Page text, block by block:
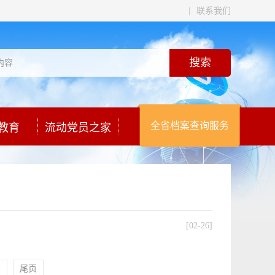
联系我们
育 流动党员之家 全省档案查询服务
[02-26]
尾页